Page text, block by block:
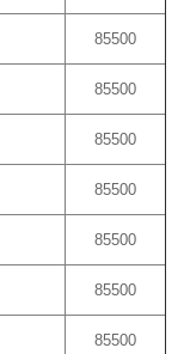
85500
85500
85500
85500
85500
85500
85500